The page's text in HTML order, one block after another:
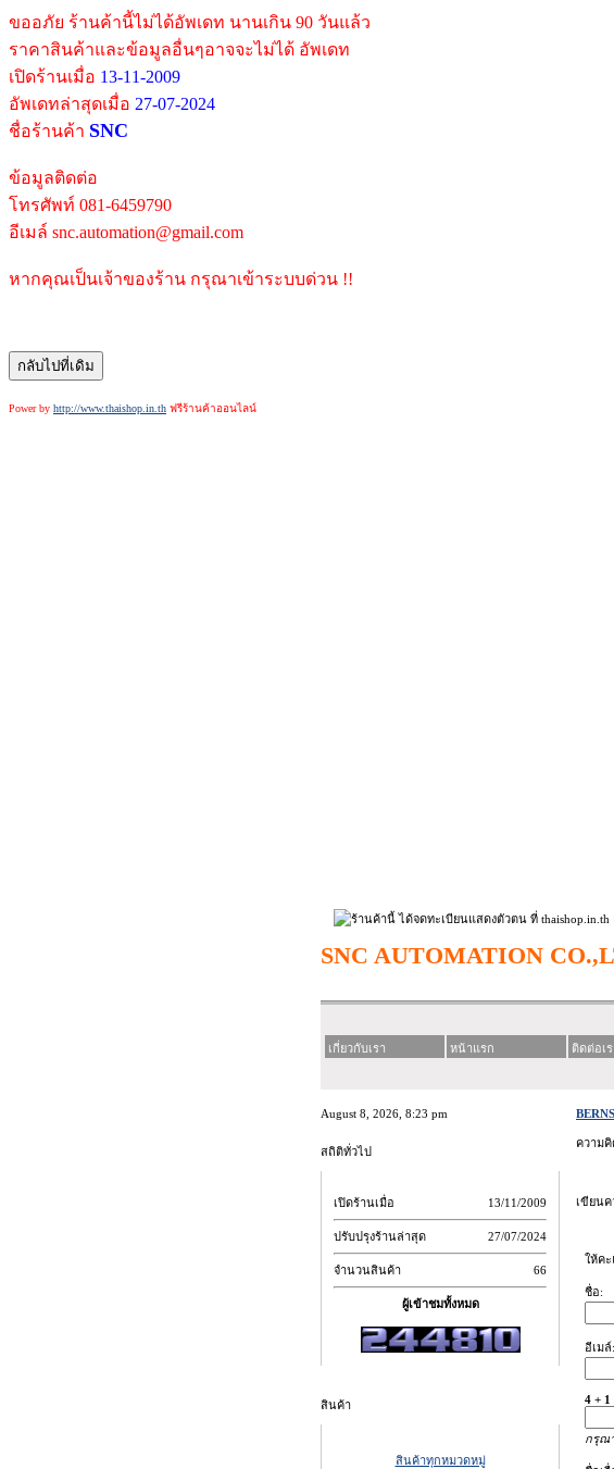
ขออภัย ร้านค้านี้ไม่ได้อัพเดท นานเกิน 90 วันแล้ว
ราคาสินค้าและข้อมูลอื่นๆอาจจะไม่ได้ อัพเดท
เปิดร้านเมื่อ 13-11-2009
อัพเดทล่าสุดเมื่อ 27-07-2024
ชื่อร้านค้า SNC
ข้อมูลติดต่อ
โทรศัพท์ 081-6459790
อีเมล์ snc.automation@gmail.com
หากคุณเป็นเจ้าของร้าน กรุณาเข้าระบบด่วน !!
Power by http://www.thaishop.in.th ฟรีร้านค้าออนไลน์
SNC AUTOMATION
เกี่ยวกับเรา หน้าแรก ติดต่อเร
August 8, 2026, 8:23 pm
สถิติทั่วไป
เปิดร้านเมื่อ 13/11/2009
ปรับปรุงร้านล่าสุด 27/07/2024
จำนวนสินค้า 66
ผู้เข้าชมทั้งหมด
สินค้า
สินค้าทุกหมวดหมู่
ความ
เขียนค
ให้ค
ชื่อ:
อีเมล์:
4 + 1
กรุณ